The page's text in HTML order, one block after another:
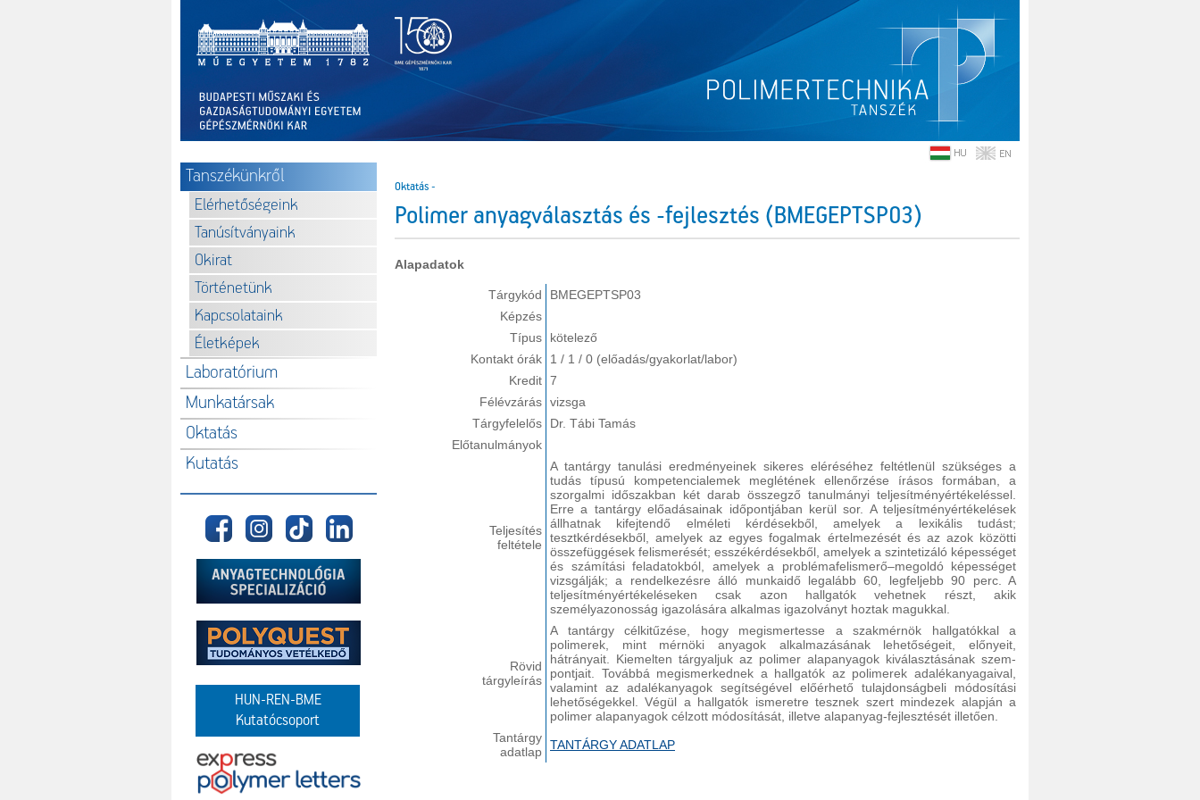
Tanszékünkről
Elérhetőségeink
Tanúsítványaink
Okirat
Történetünk
Kapcsolataink
Életképek
Laboratórium
Munkatársak
Oktatás
Kutatás
HUN-REN-BME
Kutatócsoport
Oktatás -
Polimer anyagválasztás és -fejlesztés (BMEGEPTSP03)
Alapadatok
Tárgykód
BMEGEPTSP03
Képzés
Típus
kötelező
Kontakt órák
1 / 1 / 0 (előadás/gyakorlat/labor)
Kredit 7
Félévzárás vizsga
Tárgyfelelős
Dr. Tábi Tamás
Előtanulmányok
Teljesítés
feltétele
A tantárgy tanulási eredményeinek sikeres eléréséhez feltétlenül szükséges a
tudás típusú kompetencialemek meglétének ellenőrzése írásos formában, a
szorgalmi időszakban két darab összegző tanulmányi teljesítményértékeléssel.
Erre a tantárgy előadásainak időpontjában kerül sor. A teljesítményértékelések
állhatnak kifejtendő elméleti kérdésekből, amelyek a lexikális tudást;
tesztkérdésekből, amelyek az egyes fogalmak értelmezését és az azok közötti
összefüggések felismerését; esszékérdésekből, amelyek a szintetizáló képességet
és számítási feladatokból, amelyek a problémafelismerő–megoldó képességet
vizsgálják; a rendelkezésre álló munkaidő legalább 60, legfeljebb 90 perc. A
teljesítményértékeléseken csak azon hallgatók vehetnek részt, akik
személyazonosság igazolására alkalmas igazolványt hoztak magukkal.
Rövid
tárgyleírás
A tantárgy célkitűzése, hogy megismertesse a szakmérnök hallgatókkal a
polimerek, mint mérnöki anyagok alkalmazásának lehetőségeit, előnyeit,
hátrányait. Kiemelten tárgyaljuk az polimer alapanyagok kiválasztásának szem-
pontjait. Továbbá megismerkednek a hallgatók az polimerek adalékanyagaival,
valamint az adalékanyagok segítségével előérhető tulajdonságbeli módosítási
lehetőségekkel. Végül a hallgatók ismeretre tesznek szert mindezek alapján a
polimer alapanyagok célzott módosítását, illetve alapanyag-fejlesztését illetően.
Tantárgy
adatlap TANTÁRGY ADATLAP